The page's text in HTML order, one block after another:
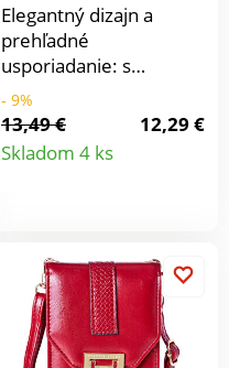
Elegantný dizajn a
prehľadné
usporiadanie: s
dvojdielnou
priehradkou na mince
na zips a početnými
priehradkami na
- 9%
13,49 €
12,29 €
Skladom 4 ks
Detail